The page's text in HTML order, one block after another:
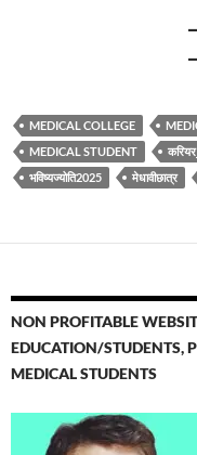
MEDICAL COLLEGE
MEDICAL STUDENT
भविष्यज्योति2025
मेधावीछात्र
NON PROFITABLE
EDUCATION/STUDENTS,
MEDICAL STUDENTS